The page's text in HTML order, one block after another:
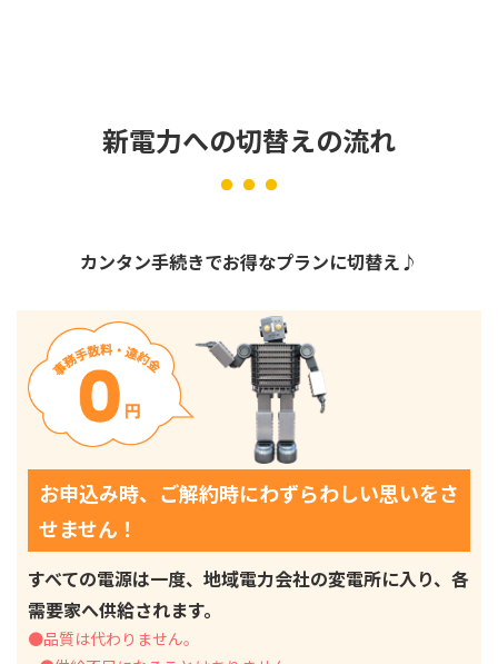
新電力への切替えの流れ
カンタン手続きでお得なプランに切替え♪
お申込み時、ご解約時にわずらわしい思いをさ
せません！
すべての電源は一度、地域電力会社の変電所に入り、各
需要家へ供給されます。
●品質は代わりません。